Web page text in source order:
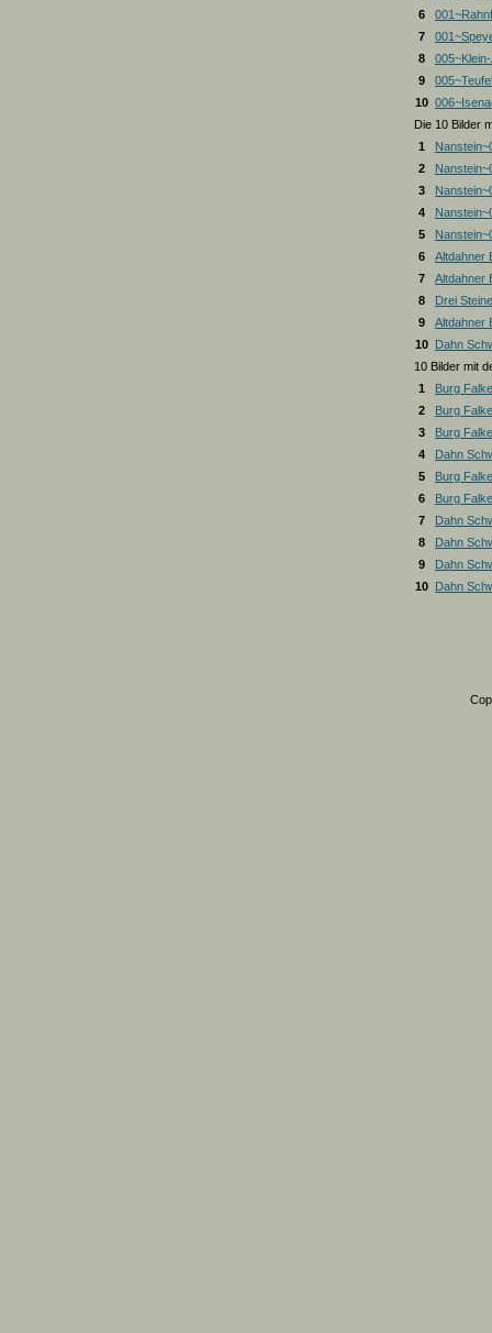
6
7
8
9
10
Die 10 Bilder
1
2
3
4
5
6
Altdahner
7
Altdahner
8
Drei
9
Altdahner
10
Dahn
10 Bilder mit
1
Burg
2
Burg
3
Burg
4
Dahn
5
Burg
6
Burg
7
Dahn
8
Dahn
9
Dahn
10
Dahn